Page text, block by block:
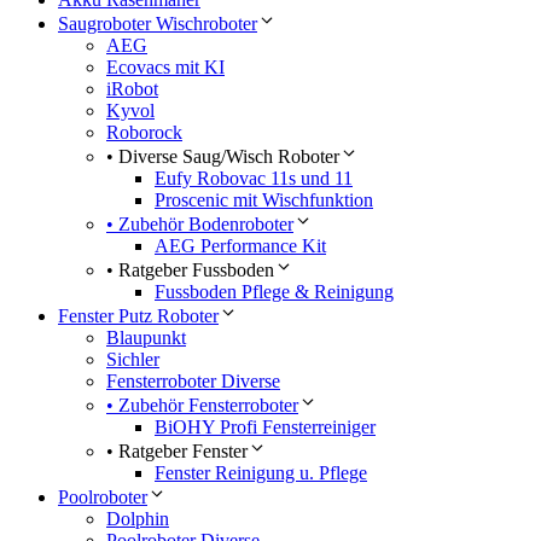
Saugroboter Wischroboter
AEG
Ecovacs mit KI
iRobot
Kyvol
Roborock
• Diverse Saug/Wisch Roboter
Eufy Robovac 11s und 11
Proscenic mit Wischfunktion
• Zubehör Bodenroboter
AEG Performance Kit
• Ratgeber Fussboden
Fussboden Pflege & Reinigung
Fenster Putz Roboter
Blaupunkt
Sichler
Fensterroboter Diverse
• Zubehör Fensterroboter
BiOHY Profi Fensterreiniger
• Ratgeber Fenster
Fenster Reinigung u. Pflege
Poolroboter
Dolphin